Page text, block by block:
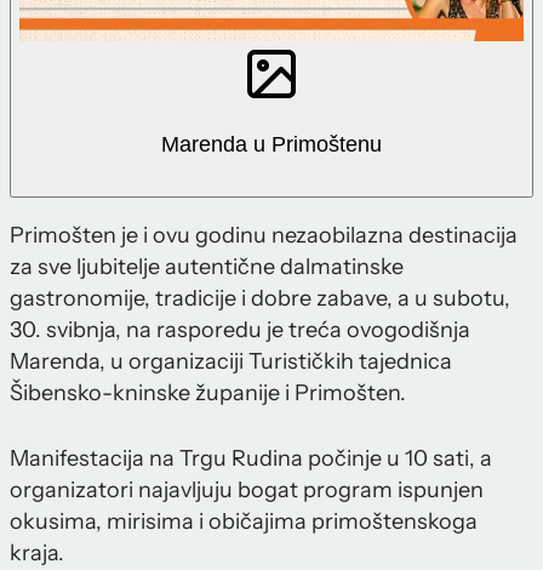
Marenda u Primoštenu
Primošten je i ovu godinu nezaobilazna destinacija
za sve ljubitelje autentične dalmatinske
gastronomije, tradicije i dobre zabave, a u subotu,
30. svibnja, na rasporedu je treća ovogodišnja
Marenda, u organizaciji Turističkih tajednica
Šibensko-kninske županije i Primošten.
Manifestacija na Trgu Rudina počinje u 10 sati, a
organizatori najavljuju bogat program ispunjen
okusima, mirisima i običajima primoštenskoga
kraja.